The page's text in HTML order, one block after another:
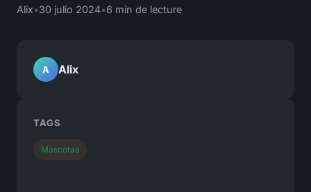
Alix•30 julio 2024•6 min de lecture
A Alix
TAGS
Mascotas